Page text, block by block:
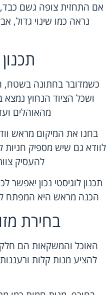
אם התחזית צופה גשם כבד,
נראה כמו שינוי גדול,
כשמדובר בחתונה בשטח,
ושכל הציוד הנחוץ
מהאוהלים
בחנו את המיקום מראש
לוודא גם שיש מספיק חניות
להעסיק
תכנון לוגיסטי נכון
הכנה מראש היא המפתח
בחירת
האוכל והמשקאות הם חלק
להציע מנות קלות